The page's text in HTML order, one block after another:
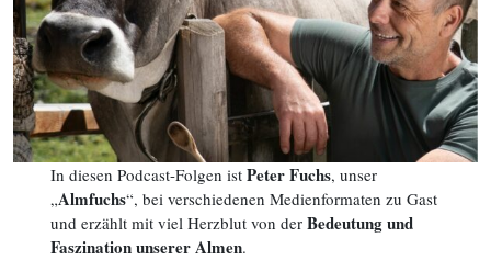
In diesen Podcast-Folgen ist Peter Fuchs, unser
„Almfuchs“, bei verschiedenen Medienformaten zu Gast
und erzählt mit viel Herzblut von der Bedeutung und
Faszination unserer Almen.